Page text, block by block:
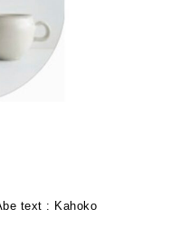
text : Kahoko